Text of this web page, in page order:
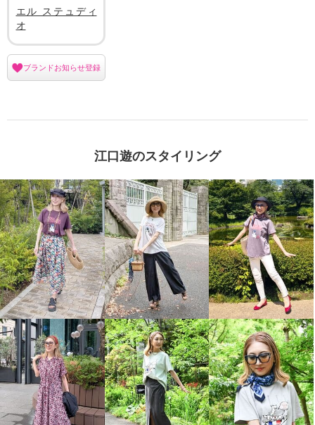
エル ステュディ
オ
ブランドお知らせ登録
江口遊のスタイリング